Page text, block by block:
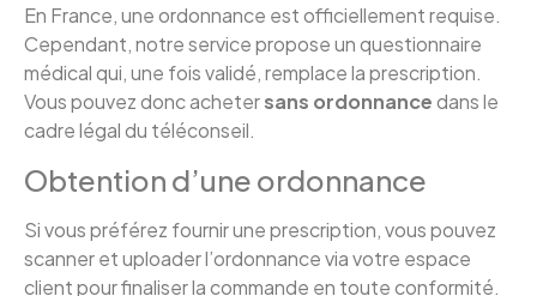
En France, une ordonnance est officiellement requise.
Cependant, notre service propose un questionnaire
médical qui, une fois validé, remplace la prescription.
Vous pouvez donc achetersans ordonnancedans le
cadre légal du téléconseil.
Obtention d’une ordonnance
Si vous préférez fournir une prescription, vous pouvez
scanner et uploader l’ordonnance via votre espace
client pour finaliser la commande en toute conformité.